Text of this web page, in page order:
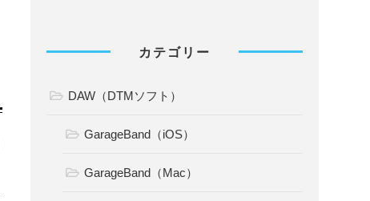
カテゴリー
DAW（DTMソフト）
GarageBand（iOS）
GarageBand（Mac）